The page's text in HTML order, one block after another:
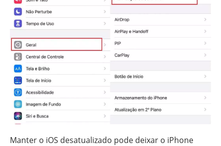
Manter o iOS desatualizado pode deixar o iPhone